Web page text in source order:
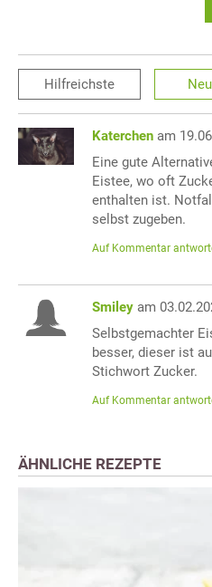
Hilfreichste
Katerchen am
Eine gute
Eistee, wo oft
enthalten ist.
selbst zugeben.
Auf Kommentar
Smiley am
Selbstgemachter
besser, dieser ist
Stichwort Zucker.
Auf Kommentar
ÄHNLICHE REZEPTE